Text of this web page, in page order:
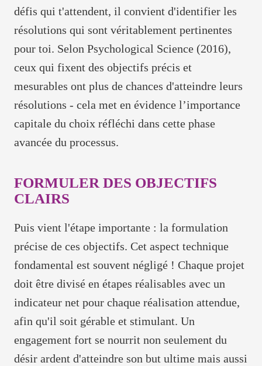
défis qui t'attendent, il convient d'identifier les
résolutions qui sont véritablement pertinentes
pour toi. Selon Psychological Science (2016),
ceux qui fixent des objectifs précis et
mesurables ont plus de chances d'atteindre leurs
résolutions - cela met en évidence l’importance
capitale du choix réfléchi dans cette phase
avancée du processus.
FORMULER DES OBJECTIFS
CLAIRS
Puis vient l'étape importante : la formulation
précise de ces objectifs. Cet aspect technique
fondamental est souvent négligé ! Chaque projet
doit être divisé en étapes réalisables avec un
indicateur net pour chaque réalisation attendue,
afin qu'il soit gérable et stimulant. Un
engagement fort se nourrit non seulement du
désir ardent d'atteindre son but ultime mais aussi